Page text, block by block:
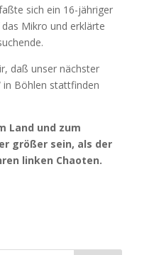
sich ein 16-jähriger
Mikro und erklärte
daß unser nächster
in Böhlen stattfinden
Land und zum
größer sein, als der
linken Chaoten.